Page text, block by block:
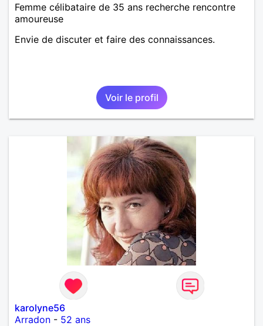
Femme célibataire de 35 ans recherche rencontre
amoureuse
Envie de discuter et faire des connaissances.
Voir le profil
karolyne56
Arradon - 52 ans